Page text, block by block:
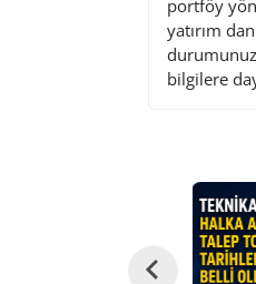
portföy
yatırım
bilgilere